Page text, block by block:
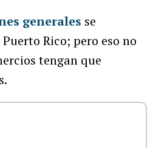
generales se
Rico; pero eso no
tengan que